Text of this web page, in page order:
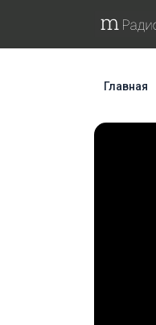
Главная